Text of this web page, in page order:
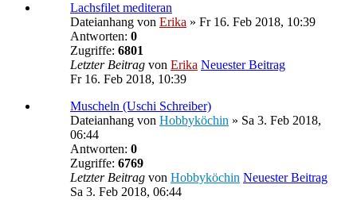
Lachsfilet mediteran
Dateianhang von Erika » Fr 16. Feb 2018, 10:39
Antworten: 0
Zugriffe: 6801
Letzter Beitrag von Erika Neuester Beitrag
Fr 16. Feb 2018, 10:39
Muscheln (Uschi Schreiber)
Dateianhang von Hobbyköchin » Sa 3. Feb 2018,
06:44
Antworten: 0
Zugriffe: 6769
Letzter Beitrag von Hobbyköchin Neuester Beitrag
Sa 3. Feb 2018, 06:44